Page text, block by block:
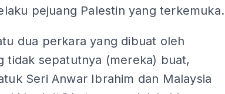
pejuang Palestin yang terkemuka.
dua perkara yang dibuat oleh
tidak sepatutnya (mereka) buat,
Seri Anwar Ibrahim dan Malaysia